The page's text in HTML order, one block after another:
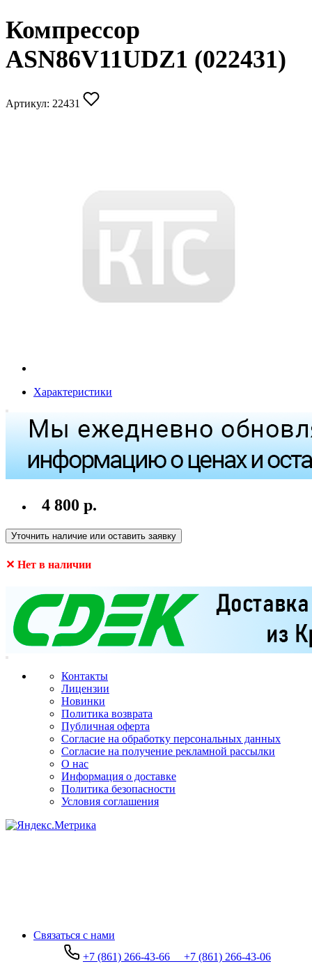
Компрессор
ASN86V11UDZ1 (022431)
Артикул: 22431
Характеристики
4 800 р.
Уточнить наличие или оставить заявку
✕ Нет в наличии
Контакты
Лицензии
Новинки
Политика возврата
Публичная оферта
Согласие на обработку персональных данных
Согласие на получение рекламной рассылки
О нас
Информация о доставке
Политика безопасности
Условия соглашения
Связаться с нами
+7 (861) 266-43-66
+7 (861) 266-43-06